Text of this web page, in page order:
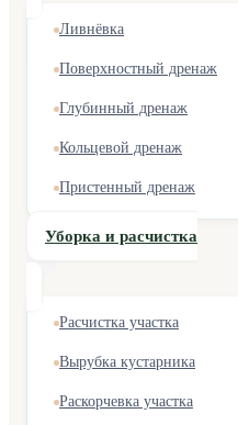
Ливнёвка
Поверхностный дренаж
Глубинный дренаж
Кольцевой дренаж
Пристенный дренаж
Уборка и расчистка
Расчистка участка
Вырубка кустарника
Раскорчевка участка